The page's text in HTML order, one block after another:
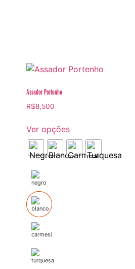
Assador Portenho
R$8,500
Ver opções